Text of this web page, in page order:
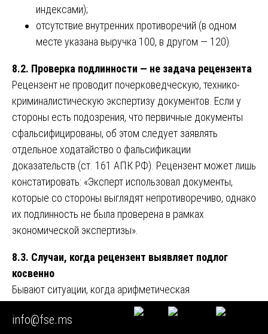
индексами);
отсутствие внутренних противоречий (в одном
месте указана выручка 100, в другом — 120).
8.2. Проверка подлинности — не задача рецензента
Рецензент не проводит почерковедческую, технико-
криминалистическую экспертизу документов. Если у
стороны есть подозрения, что первичные документы
сфальсифицированы, об этом следует заявлять
отдельное ходатайство о фальсификации
доказательств (ст. 161 АПК РФ). Рецензент может лишь
констатировать: «Эксперт использовал документы,
которые со стороны выглядят непротиворечиво, однако
их подлинность не была проверена в рамках
экономической экспертизы».
8.3. Случаи, когда рецензент выявляет подлог
косвенно
Бывают ситуации, когда арифметическая
несогласованность указывает на подлог. Например,
эксперт ссылается на акт приема-передачи товара, но
info@fse.ms